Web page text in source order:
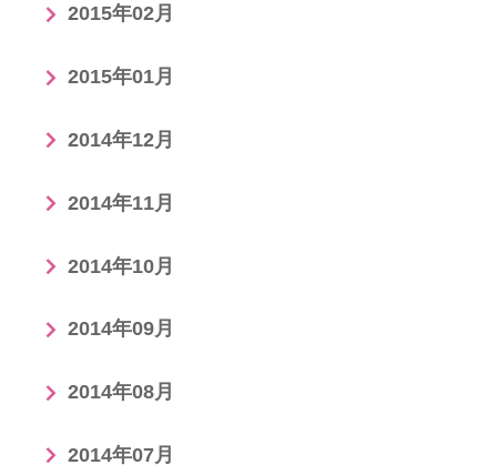
2015年02月
2015年01月
2014年12月
2014年11月
2014年10月
2014年09月
2014年08月
2014年07月